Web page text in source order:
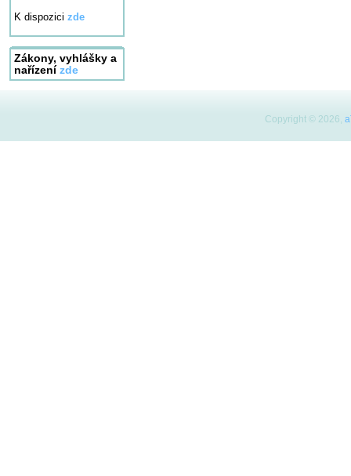
K dispozici zde
Zákony, vyhlášky a
nařízení zde
Copyright © 2026,